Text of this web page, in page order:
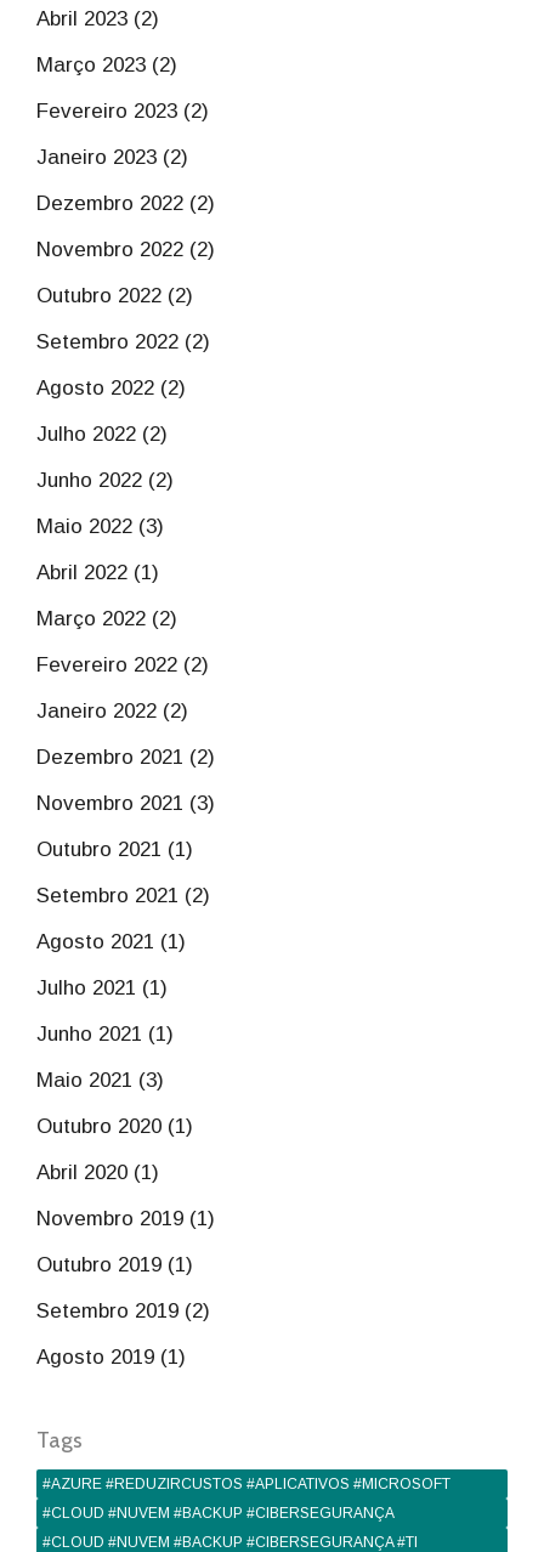
Abril 2023 (2)
Março 2023 (2)
Fevereiro 2023 (2)
Janeiro 2023 (2)
Dezembro 2022 (2)
Novembro 2022 (2)
Outubro 2022 (2)
Setembro 2022 (2)
Agosto 2022 (2)
Julho 2022 (2)
Junho 2022 (2)
Maio 2022 (3)
Abril 2022 (1)
Março 2022 (2)
Fevereiro 2022 (2)
Janeiro 2022 (2)
Dezembro 2021 (2)
Novembro 2021 (3)
Outubro 2021 (1)
Setembro 2021 (2)
Agosto 2021 (1)
Julho 2021 (1)
Junho 2021 (1)
Maio 2021 (3)
Outubro 2020 (1)
Abril 2020 (1)
Novembro 2019 (1)
Outubro 2019 (1)
Setembro 2019 (2)
Agosto 2019 (1)
Tags
#AZURE #REDUZIRCUSTOS #APLICATIVOS #MICROSOFT
#CLOUD #NUVEM #BACKUP #CIBERSEGURANÇA
#CLOUD #NUVEM #BACKUP #CIBERSEGURANÇA #TI